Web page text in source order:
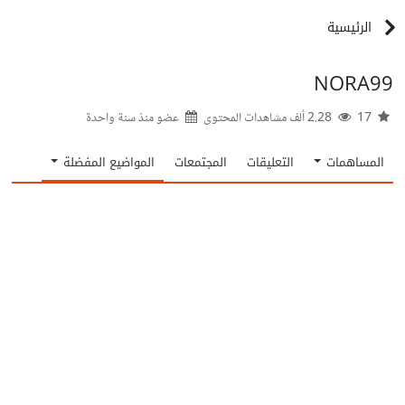
الرئيسية
NORA99
عضو منذسنة واحدة
المساهمات التعليقات المجتمعات المواضيع المفضلة